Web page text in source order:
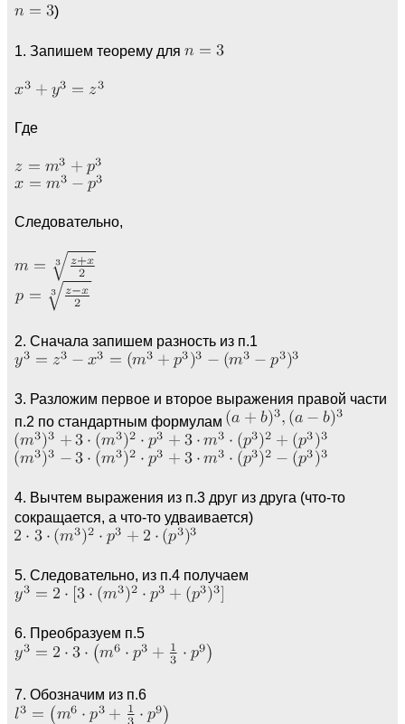
)
1. Запишем теорему для
Где
Следовательно,
2. Сначала запишем разность из п.1
3. Разложим первое и второе выражения правой части
п.2 по стандартным формулам
4. Вычтем выражения из п.3 друг из друга (что-то
сокращается, а что-то удваивается)
5. Следовательно, из п.4 получаем
6. Преобразуем п.5
7. Обозначим из п.6